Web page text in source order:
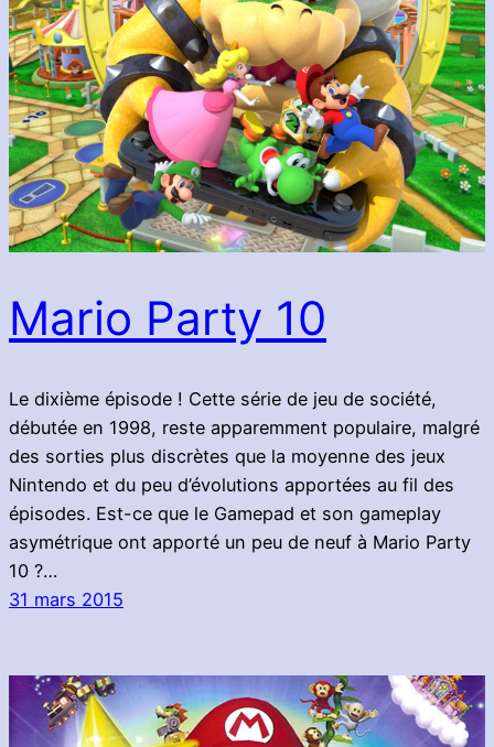
Mario Party 10
Le dixième épisode ! Cette série de jeu de société,
débutée en 1998, reste apparemment populaire, malgré
des sorties plus discrètes que la moyenne des jeux
Nintendo et du peu d’évolutions apportées au fil des
épisodes. Est-ce que le Gamepad et son gameplay
asymétrique ont apporté un peu de neuf à Mario Party
10 ?…
31 mars 2015